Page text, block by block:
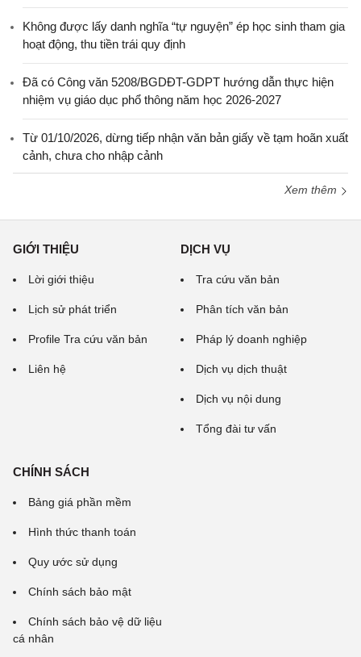
Không được lấy danh nghĩa “tự nguyện” ép học sinh tham gia
hoạt động, thu tiền trái quy định
Đã có Công văn 5208/BGDĐT-GDPT hướng dẫn thực hiện
nhiệm vụ giáo dục phổ thông năm học 2026-2027
Từ 01/10/2026, dừng tiếp nhận văn bản giấy về tạm hoãn xuất
cảnh, chưa cho nhập cảnh
Xem thêm
GIỚI THIỆU
Lời giới thiệu
Lịch sử phát triển
Profile Tra cứu văn bản
Liên hệ
DỊCH VỤ
Tra cứu văn bản
Phân tích văn bản
Pháp lý doanh nghiệp
Dịch vụ dịch thuật
Dịch vụ nội dung
Tổng đài tư vấn
CHÍNH SÁCH
Bảng giá phần mềm
Hình thức thanh toán
Quy ước sử dụng
Chính sách bảo mật
Chính sách bảo vệ dữ liệu
cá nhân